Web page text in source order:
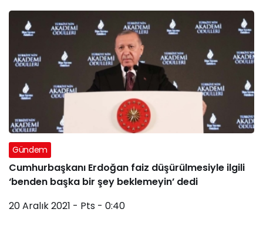
Gündem
Cumhurbaşkanı Erdoğan faiz düşürülmesiyle ilgili
‘benden başka bir şey beklemeyin’ dedi
20 Aralık 2021 - Pts - 0:40